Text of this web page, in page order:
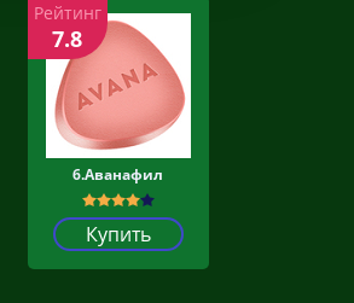
6.Аванафил
Купить
Рейтинг
7.8